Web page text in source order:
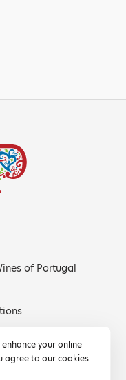
your online
agree to our cookies
of Portugal